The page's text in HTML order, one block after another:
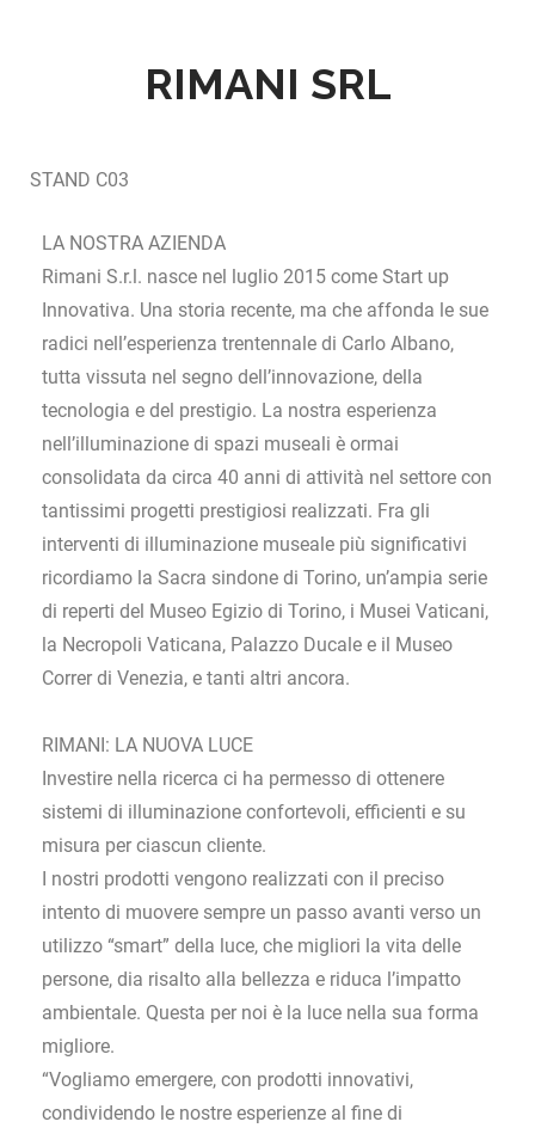
RIMANI SRL
STAND C03
LA NOSTRA AZIENDA
Rimani S.r.l. nasce nel luglio 2015 come Start up
Innovativa. Una storia recente, ma che affonda le sue
radici nell’esperienza trentennale di Carlo Albano,
tutta vissuta nel segno dell’innovazione, della
tecnologia e del prestigio. La nostra esperienza
nell’illuminazione di spazi museali è ormai
consolidata da circa 40 anni di attività nel settore con
tantissimi progetti prestigiosi realizzati. Fra gli
interventi di illuminazione museale più significativi
ricordiamo la Sacra sindone di Torino, un’ampia serie
di reperti del Museo Egizio di Torino, i Musei Vaticani,
la Necropoli Vaticana, Palazzo Ducale e il Museo
Correr di Venezia, e tanti altri ancora.
RIMANI: LA NUOVA LUCE
Investire nella ricerca ci ha permesso di ottenere
sistemi di illuminazione confortevoli, efficienti e su
misura per ciascun cliente.
I nostri prodotti vengono realizzati con il preciso
intento di muovere sempre un passo avanti verso un
utilizzo “smart” della luce, che migliori la vita delle
persone, dia risalto alla bellezza e riduca l’impatto
ambientale. Questa per noi è la luce nella sua forma
migliore.
“Vogliamo emergere, con prodotti innovativi,
condividendo le nostre esperienze al fine di